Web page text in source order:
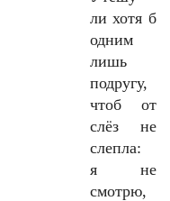
ли хотя б
одним
лишь
подругу,
чтоб от
слёз не
слепла:
я не
смотрю,